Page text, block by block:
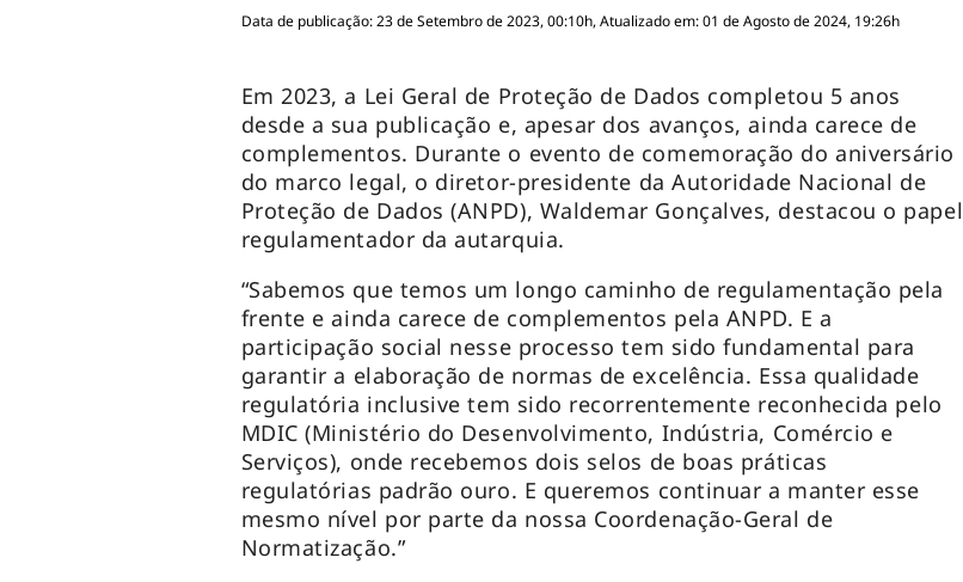
Data de publicação: 23 de Setembro de 2023, 00:10h, Atualizado em: 01 de Agosto de 2024, 19:26h
Em 2023, a Lei Geral de Proteção de Dados completou 5 anos
desde a sua publicação e, apesar dos avanços, ainda carece de
complementos. Durante o evento de comemoração do aniversário
do marco legal, o diretor-presidente da Autoridade Nacional de
Proteção de Dados (ANPD), Waldemar Gonçalves, destacou o papel
regulamentador da autarquia.
“Sabemos que temos um longo caminho de regulamentação pela
frente e ainda carece de complementos pela ANPD. E a
participação social nesse processo tem sido fundamental para
garantir a elaboração de normas de excelência. Essa qualidade
regulatória inclusive tem sido recorrentemente reconhecida pelo
MDIC (Ministério do Desenvolvimento, Indústria, Comércio e
Serviços), onde recebemos dois selos de boas práticas
regulatórias padrão ouro. E queremos continuar a manter esse
mesmo nível por parte da nossa Coordenação-Geral de
Normatização.”